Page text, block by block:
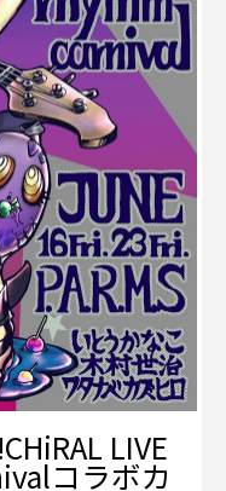
LIVE
コラボカ